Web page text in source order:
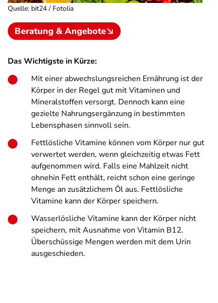
Quelle: bit24 / Fotolia
Beratung & Angebote
Das Wichtigste in Kürze:
Mit einer abwechslungsreichen Ernährung ist der
Körper in der Regel gut mit Vitaminen und
Mineralstoffen versorgt. Dennoch kann eine
gezielte Nahrungsergänzung in bestimmten
Lebensphasen sinnvoll sein.
Fettlösliche Vitamine können vom Körper nur gut
verwertet werden, wenn gleichzeitig etwas Fett
aufgenommen wird. Falls eine Mahlzeit nicht
ohnehin Fett enthält, reicht schon eine geringe
Menge an zusätzlichem Öl aus. Fettlösliche
Vitamine kann der Körper speichern.
Wasserlösliche Vitamine kann der Körper nicht
speichern, mit Ausnahme von Vitamin B12.
Überschüssige Mengen werden mit dem Urin
ausgeschieden.